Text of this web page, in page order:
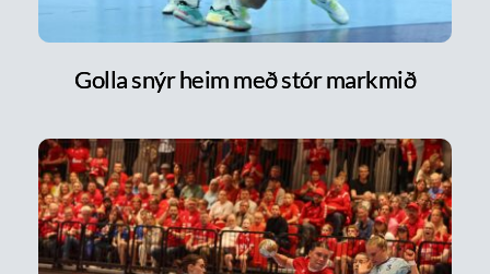
Golla snýr heim með stór markmið